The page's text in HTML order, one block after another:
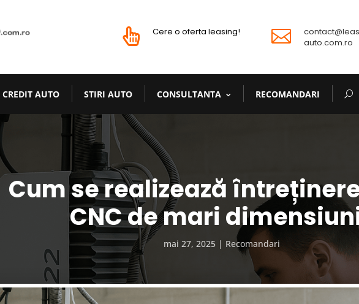
 Cere o oferta leasing! 
auto.com.ro
CREDIT AUTO STIRI AUTO CONSULTANTA RECOMANDARI
Cum se realizează
CNC de mari
mai 27, 2025 Recomandari